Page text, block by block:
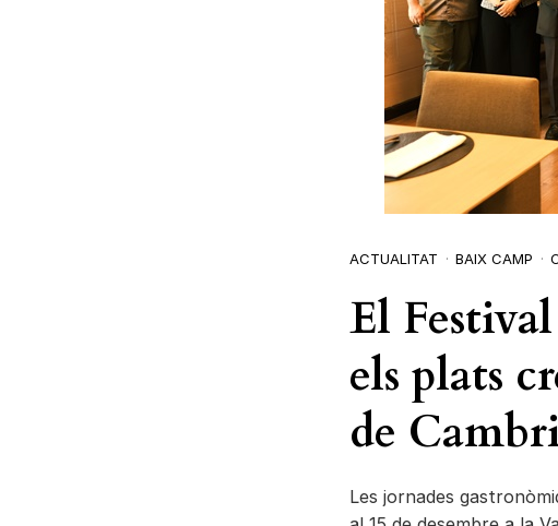
ACTUALITAT BAIX CAMP
El
els plats
de
Les jornades